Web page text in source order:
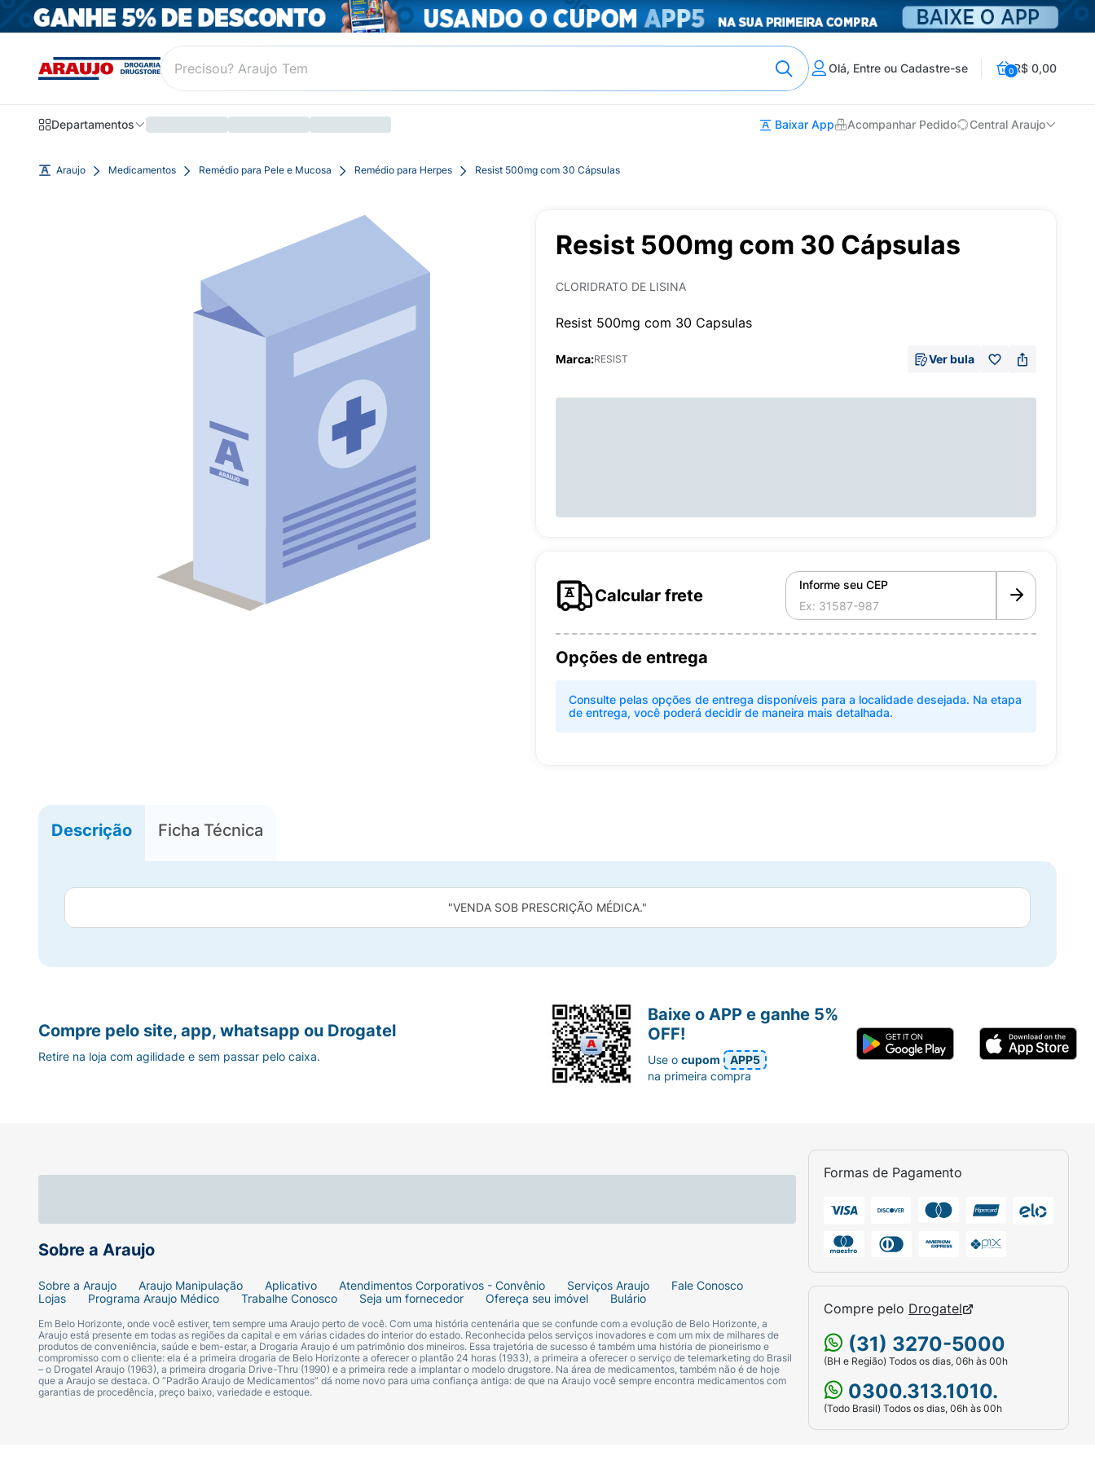
Olá, Entre ou Cadastre-se 0R$ 0,00
Departamentos Baixar App Acompanhar Pedido Central Araujo
Araujo Medicamentos Remédio para Pele e Mucosa Remédio para Herpes Resist 500mg com 30 Cápsulas
Resist 500mg com 30 Cápsulas
CLORIDRATO DE LISINA
Resist 500mg com 30 Capsulas
Marca:RESIST Ver bula
Calcular frete
Informe seu CEP
Opções de entrega
Consulte pelas opções de entrega disponíveis para a localidade desejada. Na etapa
de entrega, você poderá decidir de maneira mais detalhada.
Descrição Ficha Técnica
"VENDA SOB PRESCRIÇÃO MÉDICA."
Sobre a Araujo
Sobre a Araujo Araujo Manipulação Aplicativo Atendimentos Corporativos - Convênio Serviços Araujo
Fale Conosco
Lojas
Programa Araujo Médico Trabalhe Conosco Seja um fornecedor Ofereça seu imóvel Bulário
Em Belo Horizonte, onde você estiver, tem sempre uma Araujo perto de você. Com uma história centenária que se confunde com a evolução de Belo Horizonte, a
Araujo está presente em todas as regiões da capital e em várias cidades do interior do estado. Reconhecida pelos serviços inovadores e com um mix de milhares de
produtos de conveniência, saúde e bem-estar, a Drogaria Araujo é um patrimônio dos mineiros. Essa trajetória de sucesso é também uma história de pioneirismo e
compromisso com o cliente: ela é a primeira drogaria de Belo Horizonte a oferecer o plantão 24 horas (1933), a primeira a oferecer o serviço de telemarketing do Brasil
– o Drogatel Araujo (1963), a primeira drogaria Drive-Thru (1990) e a primeira rede a implantar o modelo drugstore. Na área de medicamentos, também não é de hoje
que a Araujo se destaca. O “Padrão Araujo de Medicamentos” dá nome novo para uma confiança antiga: de que na Araujo você sempre encontra medicamentos com
garantias de procedência, preço baixo, variedade e estoque.
Formas de Pagamento
Compre pelo Drogatel
(31) 3270-5000
(BH e Região) Todos os dias, 06h às 00h
0300.313.1010.
(Todo Brasil) Todos os dias, 06h às 00h
Compre pelo site, app, whatsapp ou Drogatel
Retire na loja com agilidade e sem passar pelo caixa.
Baixe o APP e ganhe 5%
OFF!
Use ocupom
APP5
na primeira compra